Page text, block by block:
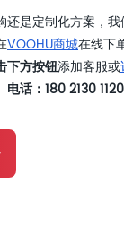
是定制化方案，我
VOOHU商城在线下
下方按钮添加客服或
话：180 2130 1120